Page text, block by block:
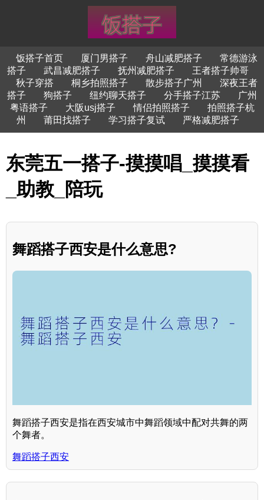
饭搭子首页 厦门男搭子 舟山减肥搭子
常德游泳
搭子
武昌减肥搭子 抚州减肥搭子
王者搭子帅哥
秋子穿搭
桐乡拍照搭子 散步搭子广州
深夜王者
搭子
狗搭子 纽约聊天搭子 分手搭子江苏
广州
粤语搭子
大阪usj搭子 情侣拍照搭子
拍照搭子杭
州
莆田找搭子 学习搭子复试 严格减肥搭子
东莞五一搭子-摸摸唱_摸摸看
_助教_陪玩
舞蹈搭子西安是什么意思?
舞蹈搭子西安是指在西安城市中舞蹈领域中配对共舞的两
个舞者。
舞蹈搭子西安